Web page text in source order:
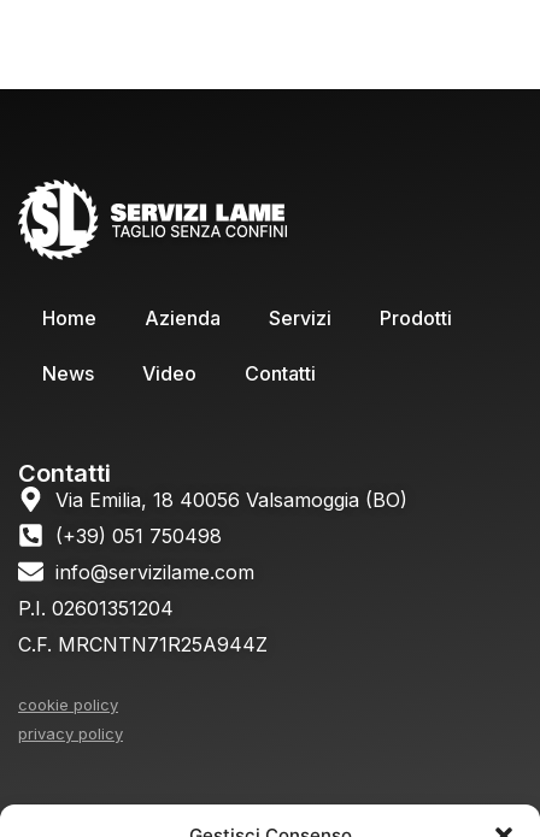
Contatti
Via Emilia, 18 40056 Valsamoggia (BO)
(+39) 051 750498
info@servizilame.com
P.I. 02601351204
C.F. MRCNTN71R25A944Z
cookie policy
privacy policy
Home Azienda Servizi Prodotti
News Video Contatti